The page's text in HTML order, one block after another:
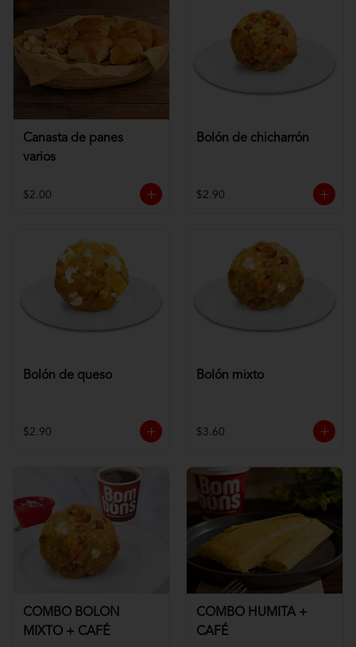
Canasta de panes
varios
$2.00
Bolón de chicharrón
$2.90
Bolón de queso
$2.90
Bolón mixto
$3.60
COMBO BOLON
MIXTO + CAFÉ
COMBO HUMITA +
CAFÉ